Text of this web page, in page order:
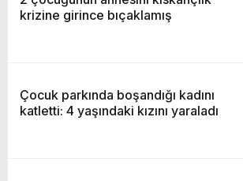
krizine girince bıçaklamış
Çocuk parkında boşandığı kadını
katletti: 4 yaşındaki kızını yaraladı